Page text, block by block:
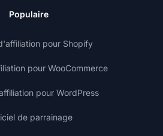
Populaire
pour Shopify
pour WooCommerce
pour WordPress
de parrainage